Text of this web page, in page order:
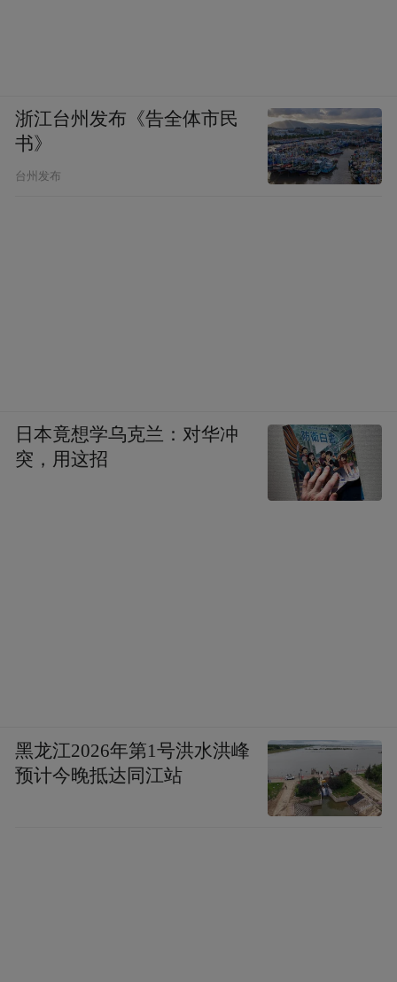
浙江台州发布《告全体市民
书》
台州发布
日本竟想学乌克兰：对华冲
突，用这招
黑龙江2026年第1号洪水洪峰
预计今晚抵达同江站